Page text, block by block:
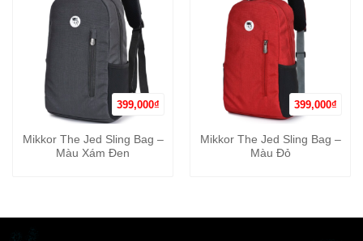
399,000₫
Mikkor The Jed Sling Bag –
Màu Xám Đen
399,000₫
Mikkor The Jed Sling Bag –
Màu Đỏ